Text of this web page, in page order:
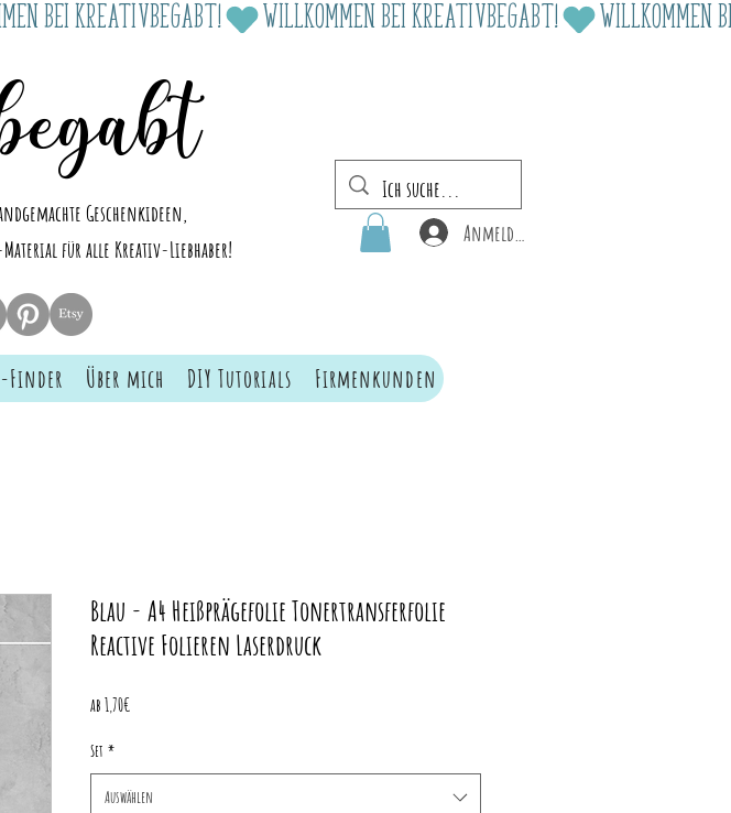
Geschenkideen,
für alle Kreativ-Liebhaber!
Finder Über mich DIY Tutorials Firmenkunden
Anmelden
Blau - A4 Heißprägefolie Tonertransferfolie
Reactive Folieren Laserdruck
ab 1,70€
Set *
Auswählen